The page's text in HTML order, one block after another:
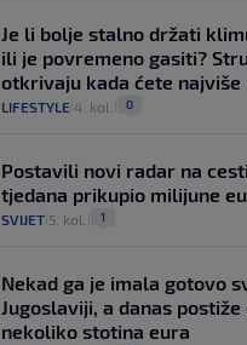
Je li bolje stalno držati
ili je povremeno gasiti?
otkrivaju kada ćete najviše
LIFESTYLE 4. kol. 0
Postavili novi radar na
tjedana prikupio milijune
SVIJET 5. kol. 1
Nekad ga je imala gotovo
Jugoslaviji, a danas postiže
nekoliko stotina eura